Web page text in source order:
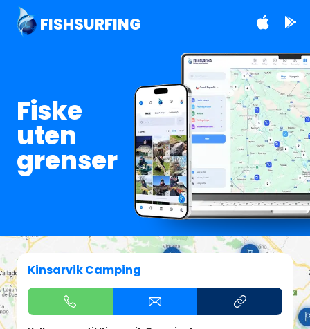
FISHSURFING
Fiske
uten
grenser
Kinsarvik Camping